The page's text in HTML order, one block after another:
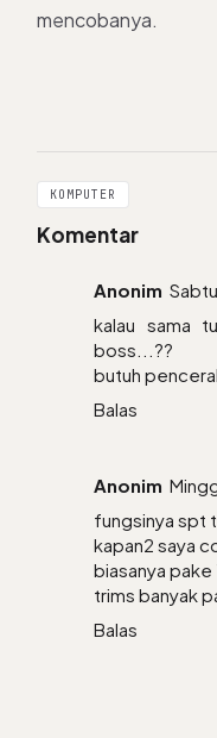
mencobanya.
KOMPUTER
Komentar
Anonim
kalau sama
boss...??
butuh
Balas
Anonim
fungsinya spt
kapan2 saya
biasanya pake
trims banyak
Balas